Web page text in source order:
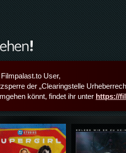
User,
der „Clearingstelle
könnt, findet ihr unter https://
Details,Play Details,Play